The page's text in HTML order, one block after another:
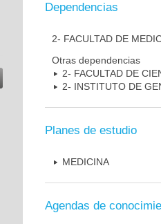
Dependencias
2- FACULTAD DE
Otras dependencias
2- FACULTAD DE
2- INSTITUTO DE
Planes de estudio
MEDICINA
Agendas de